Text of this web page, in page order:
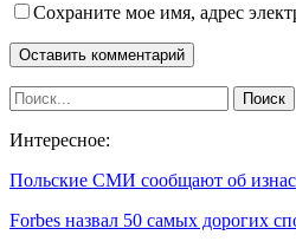
Сохраните мое имя, адрес
Интересное:
Польские СМИ сообщают об
Forbes назвал 50 самых дорогих